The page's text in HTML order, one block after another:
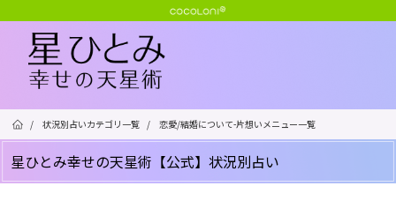
/ 状況別占いカテゴリ一覧 / 恋愛/結婚について-片想いメニュー一覧
星ひとみ幸せの天星術【公式】状況別占い